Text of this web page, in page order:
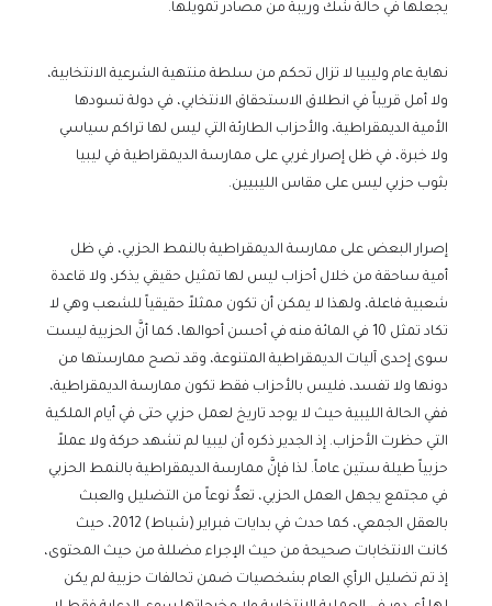
يجعلها في حالة شك وريبة من مصادر تمويلها.
نهاية عام وليبيا لا تزال تحكم من سلطة منتهية الشرعية الانتخابية،
ولا أمل قريباً في انطلاق الاستحقاق الانتخابي، في دولة تسودها
الأمية الديمقراطية، والأحزاب الطارئة التي ليس لها تراكم سياسي
ولا خبرة، في ظل إصرار غربي على ممارسة الديمقراطية في ليبيا
بثوب حزبي ليس على مقاس الليبيين.
إصرار البعض على ممارسة الديمقراطية بالنمط الحزبي، في ظل
أمية ساحقة من خلال أحزاب ليس لها تمثيل حقيقي يذكر، ولا قاعدة
شعبية فاعلة، ولهذا لا يمكن أن تكون ممثلاً حقيقياً للشعب وهي لا
تكاد تمثل 10 في المائة منه في أحسن أحوالها، كما أنَّ الحزبية ليست
سوى إحدى آليات الديمقراطية المتنوعة، وقد تصح ممارستها من
دونها ولا تفسد، فليس بالأحزاب فقط تكون ممارسة الديمقراطية،
ففي الحالة الليبية حيث لا يوجد تاريخ لعمل حزبي حتى في أيام الملكية
التي حظرت الأحزاب. إذ الجدير ذكره أن ليبيا لم تشهد حركة ولا عملاً
حزبياً طيلة ستين عاماً. لذا فإنَّ ممارسة الديمقراطية بالنمط الحزبي
في مجتمع يجهل العمل الحزبي، تعدُّ نوعاً من التضليل والعبث
بالعقل الجمعي، كما حدث في بدايات فبراير (شباط) 2012، حيث
كانت الانتخابات صحيحة من حيث الإجراء مضللة من حيث المحتوى،
إذ تم تضليل الرأي العام بشخصيات ضمن تحالفات حزبية لم يكن